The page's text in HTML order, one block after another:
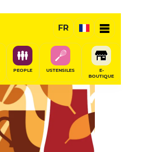
FR
PEOPLE USTENSILES
E-
BOUTIQUE